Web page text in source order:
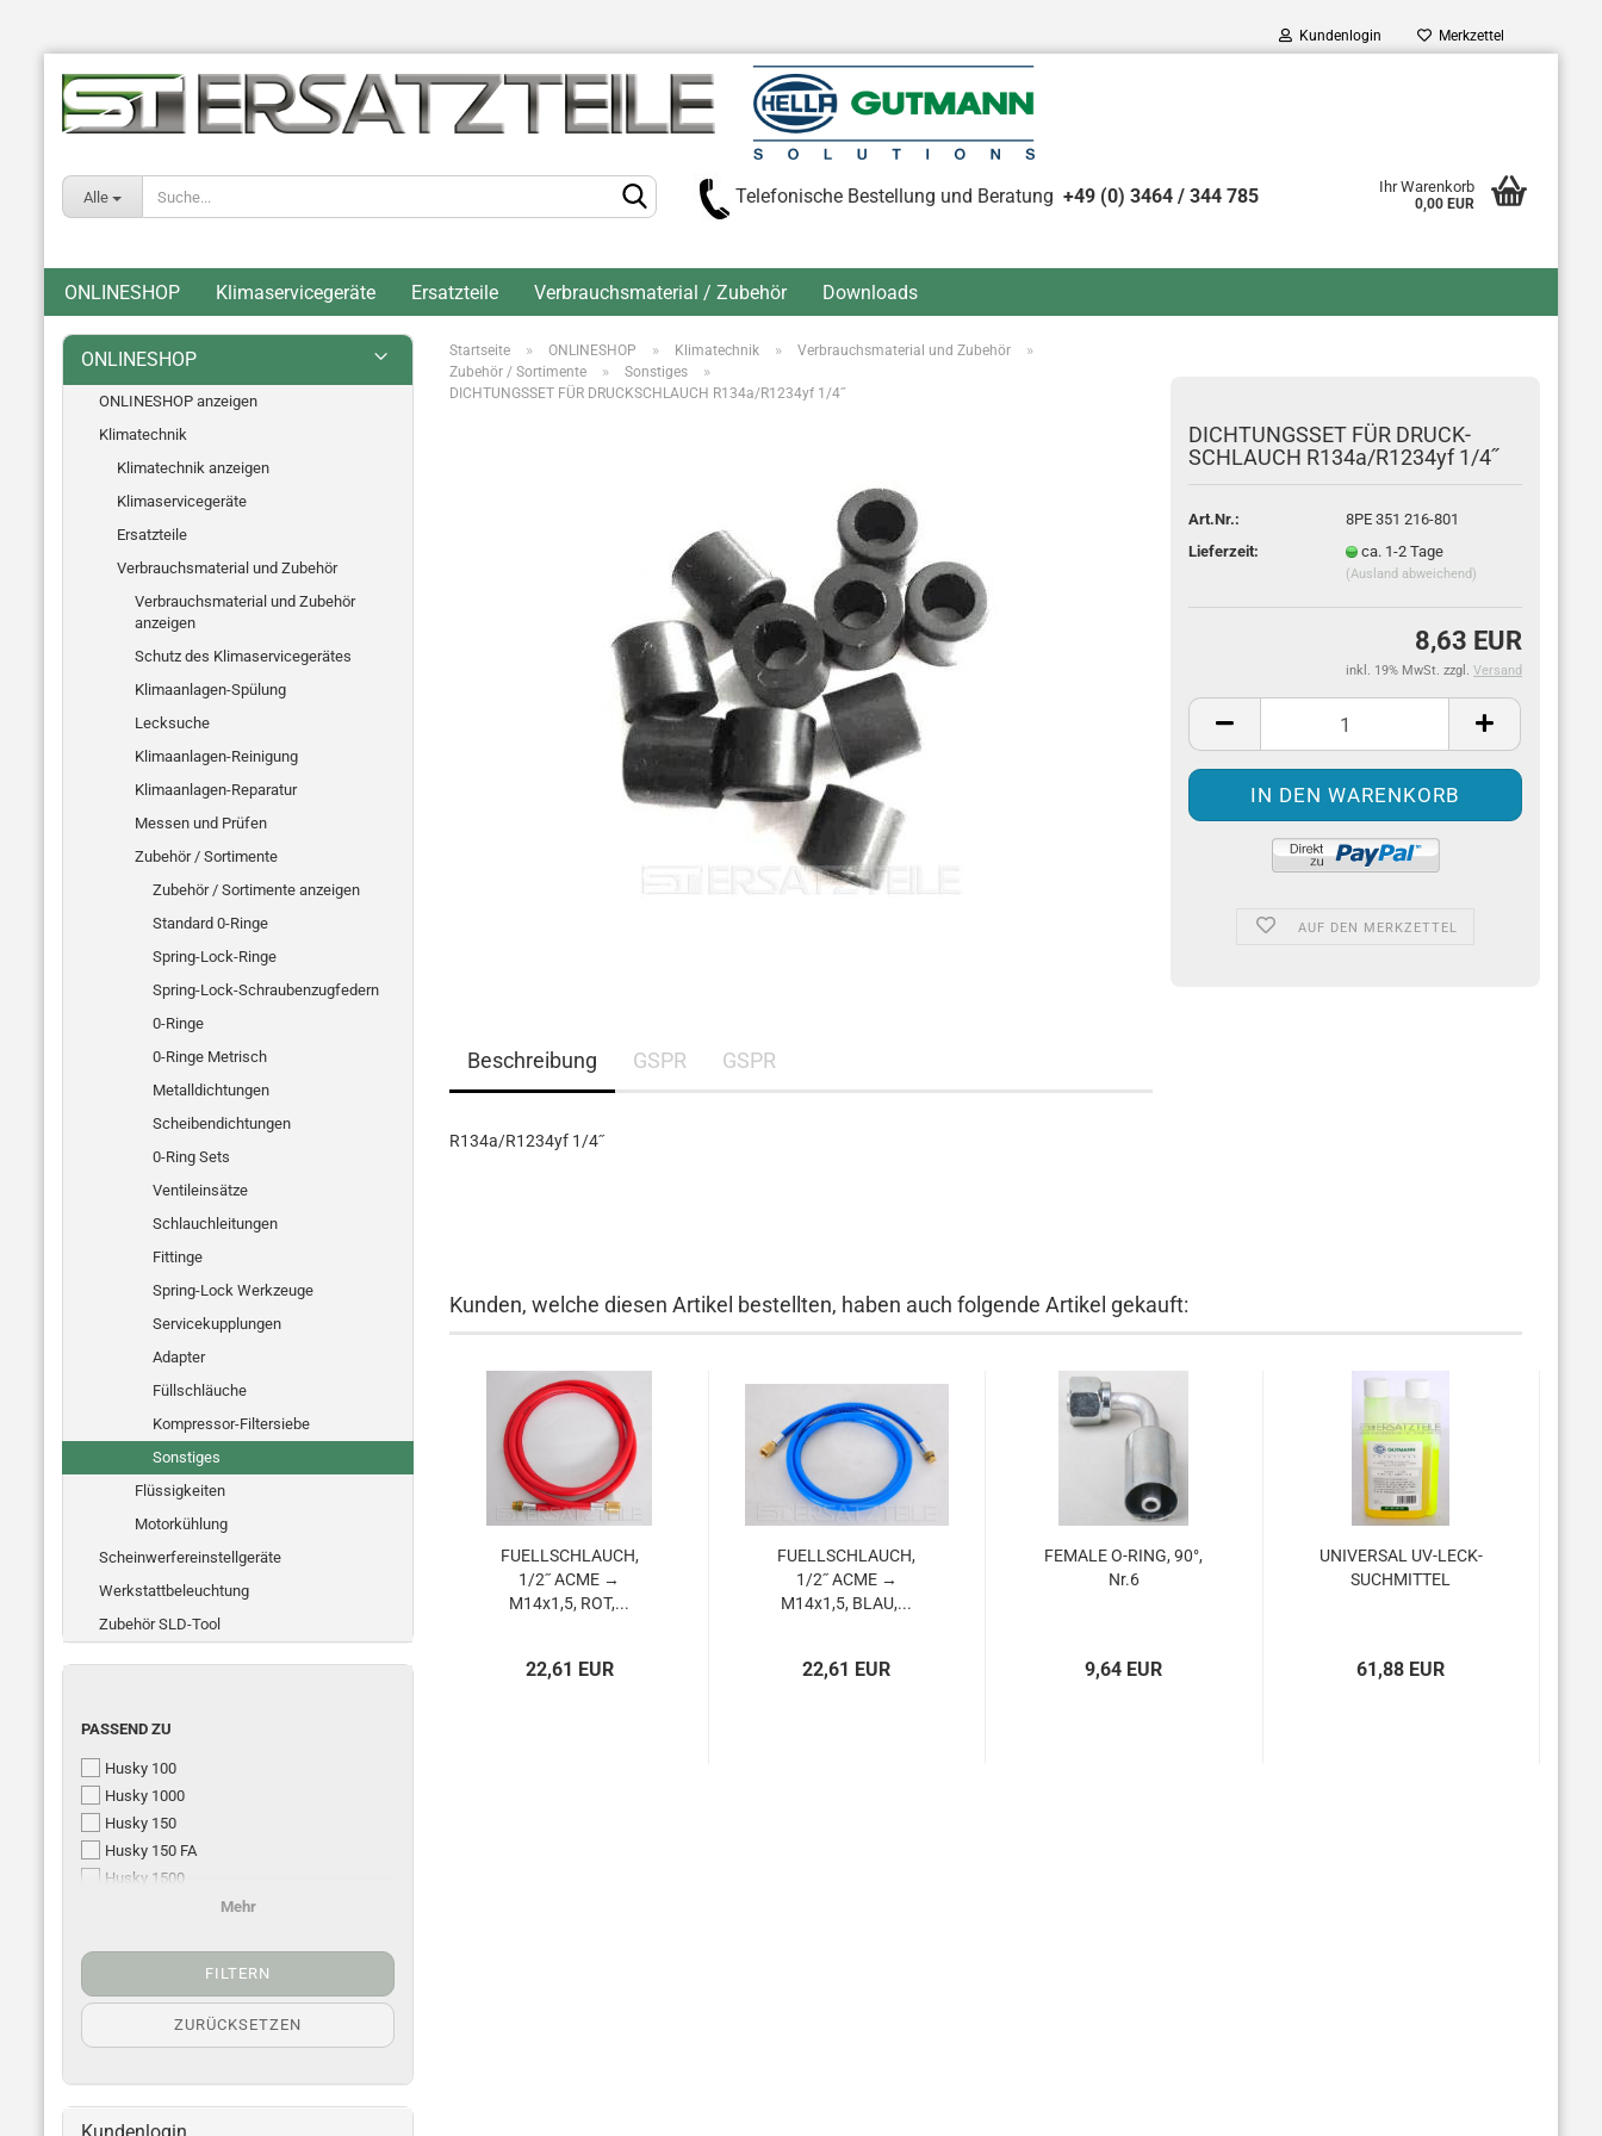
Kundenlogin Merkzettel
Alle Telefonische Bestellung und Beratung+49 (0) 3464 / 344 785 Ihr Warenkorb
0,00 EUR
ONLINESHOP Klimaservicegeräte Ersatzteile Verbrauchsmaterial / Zubehör Downloads
Startseite » ONLINESHOP » Klimatechnik » Verbrauchsmaterial und Zubehör »
Zubehör / Sortimente » Sonstiges »
DICHTUNGSSET FÜR DRUCKSCHLAUCH R134a/R1234yf 1/4˝
DICH­TUNGS­SET FÜR DRUCK­
SCHLAUCH R134a/R1234yf 1/4˝
Art.Nr.:
8PE 351 216-801
Lieferzeit:
ca. 1-2 Tage
(Ausland abweichend)
8,63 EUR
inkl. 19% MwSt. zzgl. Versand
AUF DEN MERKZETTEL
Beschreibung GSPR GSPR
R134a/R1234yf 1/4˝
Kunden, welche diesen Artikel bestellten, haben auch folgende Artikel gekauft:
FU­ELL­SCHLAUCH,
1/2˝ ACME →
M14x1,5, ROT,...
22,61 EUR
FU­ELL­SCHLAUCH,
1/2˝ ACME →
M14x1,5, BLAU,...
22,61 EUR
FE­MA­LE O-​RING, 90°,
Nr.6
9,64 EUR
UNI­VER­SAL UV-​LECK­
SUCH­MIT­TEL
61,88 EUR
ONLINESHOP
ONLINESHOP anzeigen
Klimatechnik
Klimatechnik anzeigen
Klimaservicegeräte
Ersatzteile
Verbrauchsmaterial und Zubehör
Verbrauchsmaterial und Zubehör
anzeigen
Schutz des Klimaservicegerätes
Klimaanlagen-Spülung
Lecksuche
Klimaanlagen-Reinigung
Klimaanlagen-Reparatur
Messen und Prüfen
Zubehör / Sortimente
Zubehör / Sortimente anzeigen
Standard 0-Ringe
Spring-Lock-Ringe
Spring-Lock-Schraubenzugfedern
0-Ringe
0-Ringe Metrisch
Metalldichtungen
Scheibendichtungen
0-Ring Sets
Ventileinsätze
Schlauchleitungen
Fittinge
Spring-Lock Werkzeuge
Servicekupplungen
Adapter
Füllschläuche
Kompressor-Filtersiebe
Sonstiges
Flüssigkeiten
Motorkühlung
Scheinwerfereinstellgeräte
Werkstattbeleuchtung
Zubehör SLD-Tool
PASSEND ZU
Husky 100
Husky 1000
Husky 150
Husky 150 FA
Husky 1500
Mehr
FILTERN
ZURÜCKSETZEN